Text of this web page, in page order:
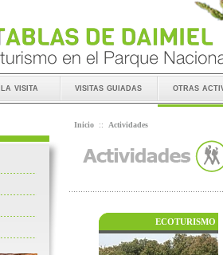
la visita visitas guiadas otras
Inicio :: Actividades
ECOTURISMO